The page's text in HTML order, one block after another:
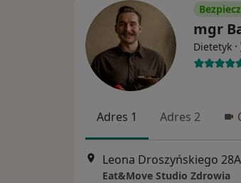
mgr
Dietetyk ·
Adres 1 Adres 2
Leona Droszyńskiego
Eat&Move Studio Zdrowia